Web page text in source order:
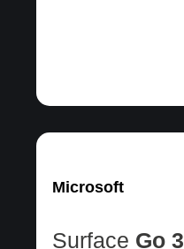
Microsoft
Surface Go 3